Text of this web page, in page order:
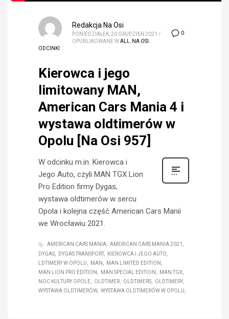
0
Redakcja Na Osi
PONIEDZIAŁEK, 20 GRUDZIEŃ 2021 /
OPUBLIKOWANE WALL, NA OSI ,
ODCINKI
Kierowca i jego
limitowany MAN,
American Cars Mania 4 i
wystawa oldtimerów w
Opolu [Na Osi 957]
W odcinku m.in. Kierowca i
Jego Auto, czyli MAN TGX Lion
Pro Edition firmy Dygas,
wystawa oldtimerów w sercu
Opola i kolejna część American Cars Manii
we Wrocławiu 2021.
AMERICAN CARS MANIA
AMERICAN CARS MANIA 2021
DYGAS
DYGAS TRANSPORT
KIEROWCA I JEGO AUTO
LDTIMERY W OPOLU
MAN
MAN LIMITED EDITION
MAN LION PRO EDITION
MAN SPECIAL EDITION
MAN TGX
NOC KULTURY OPOLE
OLDTIMER OLDTIMERS
OLDTIMERY
WYSTAWA OLDTIMERÓW
WYSTAWA OLDTIMERÓW W OPOLU